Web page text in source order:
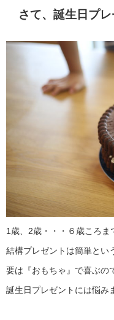
さて、誕生日プ
1歳、2歳・・・６歳ころま
結構プレゼントは簡単とい
要は『おもちゃ』で喜ぶの
誕生日プレゼントには悩み